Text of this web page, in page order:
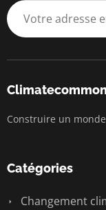
Construire un
Catégories
Changement